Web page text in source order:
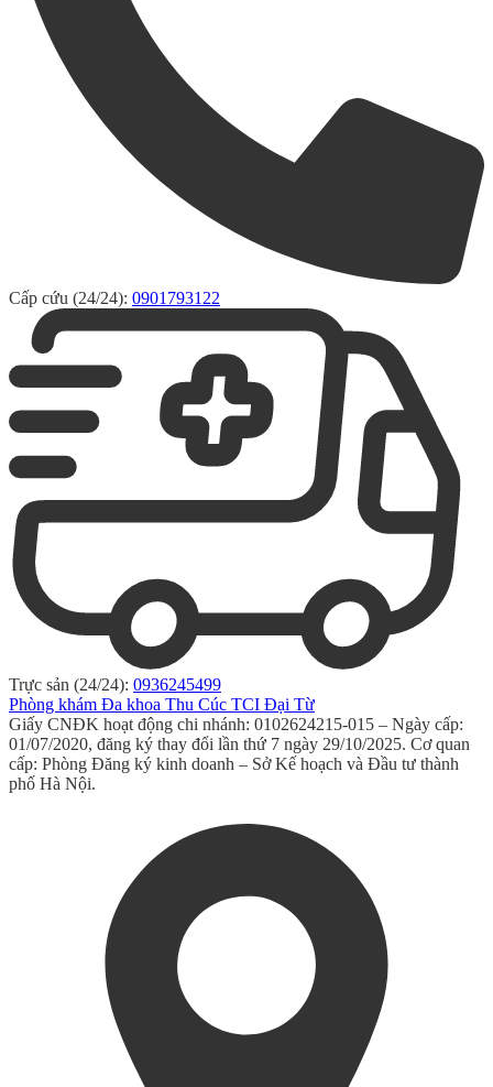
Cấp cứu (24/24): 0901793122
Trực sản (24/24): 0936245499
Phòng khám Đa khoa Thu Cúc TCI Đại Từ
Giấy CNĐK hoạt động chi nhánh: 0102624215-015 – Ngày cấp:
01/07/2020, đăng ký thay đổi lần thứ 7 ngày 29/10/2025. Cơ quan
cấp: Phòng Đăng ký kinh doanh – Sở Kế hoạch và Đầu tư thành
phố Hà Nội.